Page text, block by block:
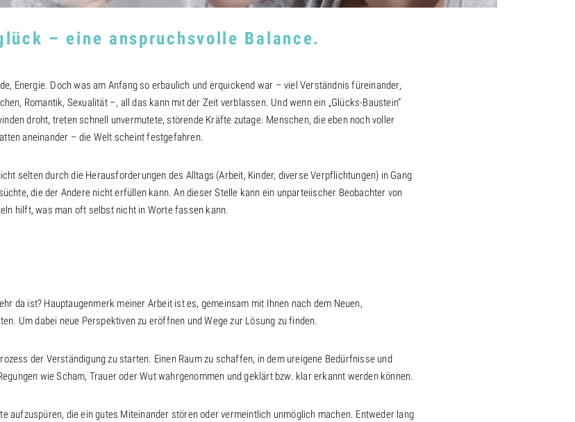
– eine anspruchsvolle Balance.
Energie. Doch was am Anfang so erbaulich und erquickend war – viel Verständnis füreinander,
Romantik, Sexualität –, all das kann mit der Zeit verblassen. Und wenn ein „Glücks-Baustein“
droht, treten schnell unvermutete, störende Kräfte zutage. Menschen, die eben noch voller
aneinander – die Welt scheint festgefahren.
selten durch die Herausforderungen des Alltags (Arbeit, Kinder, diverse Verpflichtungen) in Gang
die der Andere nicht erfüllen kann. An dieser Stelle kann ein unparteiischer Beobachter von
hilft, was man oft selbst nicht in Worte fassen kann.
da ist? Hauptaugenmerk meiner Arbeit ist es, gemeinsam mit Ihnen nach dem Neuen,
Um dabei neue Perspektiven zu eröffnen und Wege zur Lösung zu finden.
der Verständigung zu starten. Einen Raum zu schaffen, in dem ureigene Bedürfnisse und
wie Scham, Trauer oder Wut wahrgenommen und geklärt bzw. klar erkannt werden können.
aufzuspüren, die ein gutes Miteinander stören oder vermeintlich unmöglich machen. Entweder lang